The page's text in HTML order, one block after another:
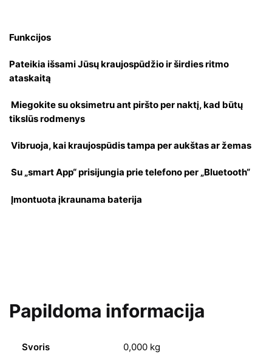
Funkcijos
Pateikia išsami Jūsų kraujospūdžio ir širdies ritmo
ataskaitą
Miegokite su oksimetru ant piršto per naktį, kad būtų
tikslūs rodmenys
Vibruoja, kai kraujospūdis tampa per aukštas ar žemas
Su „smart App“ prisijungia prie telefono per „Bluetooth“
Įmontuota įkraunama baterija
Papildoma informacija
Svoris 0,000 kg